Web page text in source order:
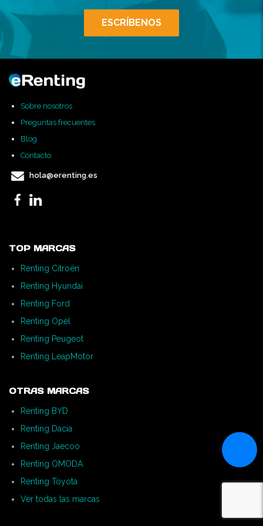
ESCRÍBENOS
Sobre nosotros
Preguntas frecuentes
Blog
Contacto
hola@erenting.es
TOP MARCAS
Renting Citroën
Renting Hyundai
Renting Ford
Renting Opel
Renting Peugeot
Renting LeapMotor
OTRAS MARCAS
Renting BYD
Renting Dacia
Renting Jaecoo
Renting OMODA
Renting Toyota
Ver todas las marcas